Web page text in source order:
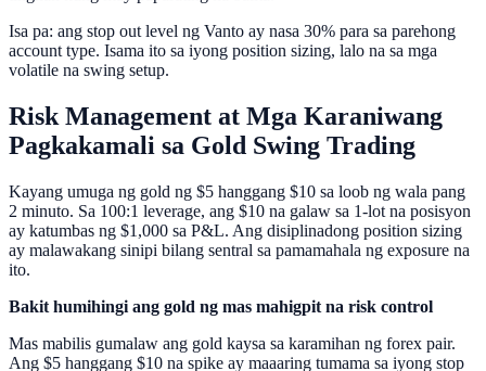
Isa pa: ang stop out level ng Vanto ay nasa 30% para sa parehong
account type. Isama ito sa iyong position sizing, lalo na sa mga
volatile na swing setup.
Risk Management at Mga Karaniwang
Pagkakamali sa Gold Swing Trading
Kayang umuga ng gold ng $5 hanggang $10 sa loob ng wala pang
2 minuto. Sa 100:1 leverage, ang $10 na galaw sa 1-lot na posisyon
ay katumbas ng $1,000 sa P&L. Ang disiplinadong position sizing
ay malawakang sinipi bilang sentral sa pamamahala ng exposure na
ito.
Bakit humihingi ang gold ng mas mahigpit na risk control
Mas mabilis gumalaw ang gold kaysa sa karamihan ng forex pair.
Ang $5 hanggang $10 na spike ay maaaring tumama sa iyong stop